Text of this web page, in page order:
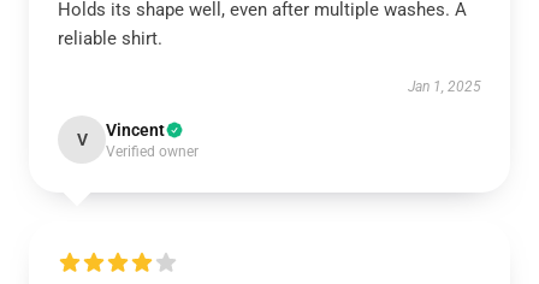
Holds its shape well, even after multiple washes. A
reliable shirt.
Jan 1, 2025
V Vincent
Verified owner